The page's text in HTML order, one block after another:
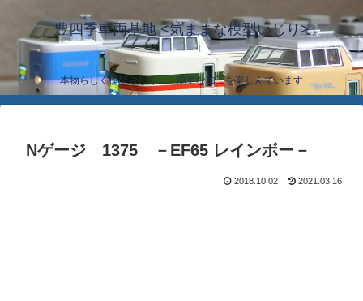
豊四季車両基地 <気ままな模型いじり>
本物らしく模型らしく… 簡単な加工を楽しんでいます
Nゲージ 1375 －EF65 レインボー－
2018.10.02 2021.03.16